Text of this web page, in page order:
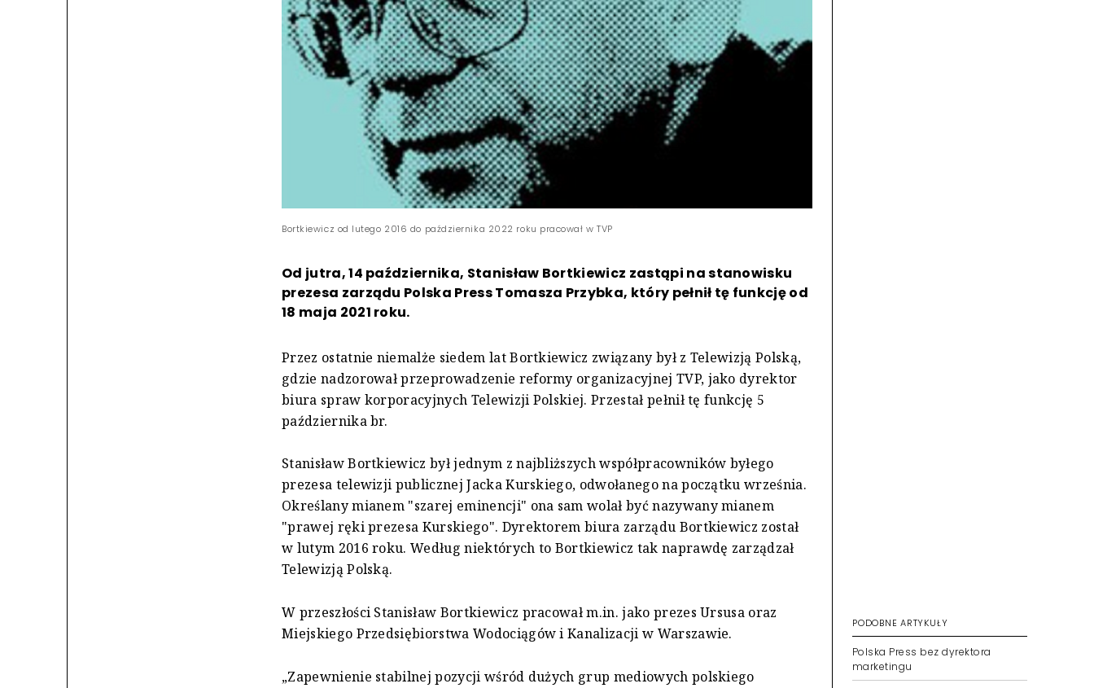
Bortkiewicz od lutego 2016 do października 2022 roku pracował w TVP
Od jutra, 14 października, Stanisław Bortkiewicz zastąpi na stanowisku
prezesa zarządu Polska Press Tomasza Przybka, który pełnił tę funkcję od
18 maja 2021 roku.
Przez ostatnie niemalże siedem lat Bortkiewicz związany był z Telewizją Polską,
gdzie nadzorował przeprowadzenie reformy organizacyjnej TVP, jako dyrektor
biura spraw korporacyjnych Telewizji Polskiej. Przestał pełnił tę funkcję 5
października br.
Stanisław Bortkiewicz był jednym z najbliższych współpracowników byłego
prezesa telewizji publicznej Jacka Kurskiego, odwołanego na początku września.
Określany mianem "szarej eminencji" ona sam wolał być nazywany mianem
"prawej ręki prezesa Kurskiego". Dyrektorem biura zarządu Bortkiewicz został
w lutym 2016 roku. Według niektórych to Bortkiewicz tak naprawdę zarządzał
Telewizją Polską.
W przeszłości Stanisław Bortkiewicz pracował m.in. jako prezes Ursusa oraz
Miejskiego Przedsiębiorstwa Wodociągów i Kanalizacji w Warszawie.
„Zapewnienie stabilnej pozycji wśród dużych grup mediowych polskiego
PODOBNE ARTYKUŁY
Polska Press bez dyrektora
marketingu